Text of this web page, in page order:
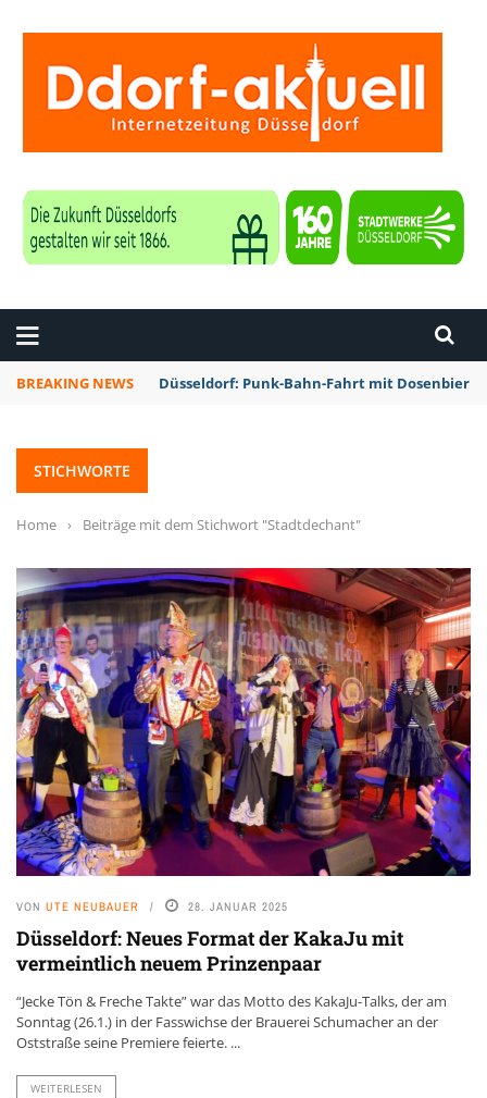
BREAKING NEWS Düsseldorf: Punk-Bahn-Fahrt mit Dosenbier
STICHWORTE
Home › Beiträge mit dem Stichwort "Stadtdechant"
VON UTE NEUBAUER 28. JANUAR 2025
Düsseldorf: Neues Format der KakaJu mit
vermeintlich neuem Prinzenpaar
“Jecke Tön & Freche Takte” war das Motto des KakaJu-Talks, der am
Sonntag (26.1.) in der Fasswichse der Brauerei Schumacher an der
Oststraße seine Premiere feierte. ...
WEITERLESEN